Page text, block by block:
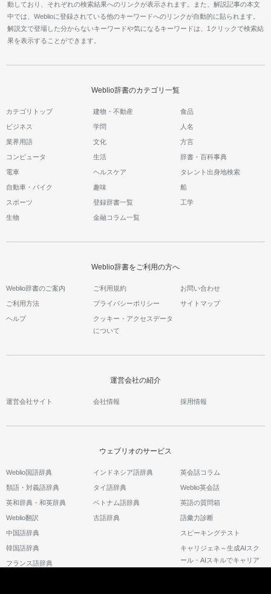
動しており、それぞれの検索結果へのリンクが表示されます。また、解説記事の本文
中では、Weblioに登録されている他のキーワードへのリンクが自動的に貼られます。
解説文で登場した分からないキーワードや気になるキーワードは、1クリックで検索結
果を表示することができます。
Weblio辞書のカテゴリ一覧
カテゴリトップ 建物・不動産 食品
ビジネス 学問 人名
業界用語 文化 方言
コンピュータ 生活 辞書・百科事典
電車 ヘルスケア タレント出身地検索
自動車・バイク 趣味 船
スポーツ 登録辞書一覧 工学
生物 金融コラム一覧
Weblio辞書をご利用の方へ
Weblio辞書のご案内 ご利用規約 お問い合わせ
ご利用方法 プライバシーポリシー サイトマップ
ヘルプ
クッキー・アクセスデータ
について
運営会社の紹介
運営会社サイト 会社情報 採用情報
ウェブリオのサービス
Weblio国語辞典
類語・対義語辞典
英和辞典・和英辞典
Weblio翻訳
中国語辞典
韓国語辞典
フランス語辞典
インドネシア語辞典
タイ語辞典
ベトナム語辞典
古語辞典
英会話コラム
Weblio英会話
英語の質問箱
語彙力診断
スピーキングテスト
キャリジェネ～生成AIスク
ール・AIスキルでキャリア